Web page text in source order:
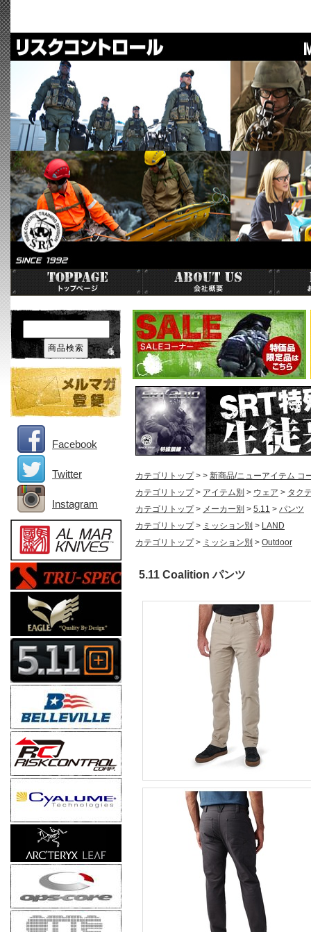
カテゴリトップ> > 新商品/ニューアイテム コ
カテゴリトップ> アイテム別 > ウェア > タク
カテゴリトップ> メーカー別 > 5.11 > パンツ
カテゴリトップ> ミッション別 > LAND
カテゴリトップ> ミッション別 > Outdoor
5.11 Coalition パンツ
Facebook
Twitter
Instagram